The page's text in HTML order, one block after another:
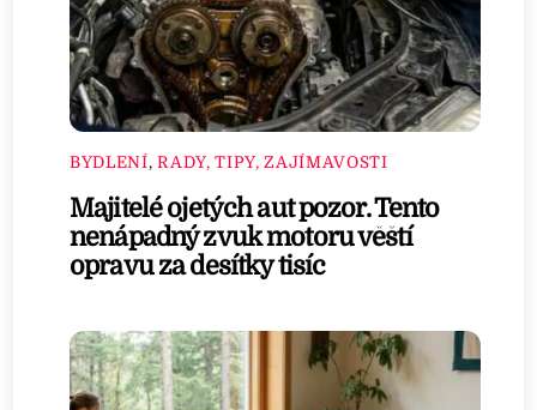
BYDLENÍ,RADY, TIPY, ZAJÍMAVOSTI
Majitelé ojetých aut pozor. Tento
nenápadný zvuk motoru věští
opravu za desítky tisíc